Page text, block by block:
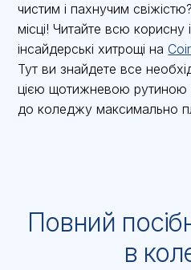
чистим і пахнучим
місці! Читайте всю корисну
інсайдерські хитрощі на
Тут ви знайдете все
цією щотижневою рутиною
до коледжу максимально
Повний
в